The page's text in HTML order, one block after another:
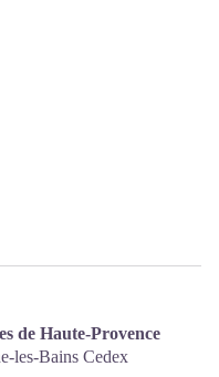
de Haute-Provence
les-Bains Cedex